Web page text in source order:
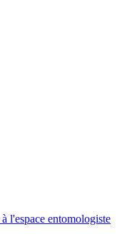
l'espace entomologiste